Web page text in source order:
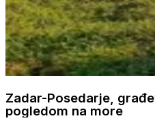
Zadar-Posedarje,
pogledom na more